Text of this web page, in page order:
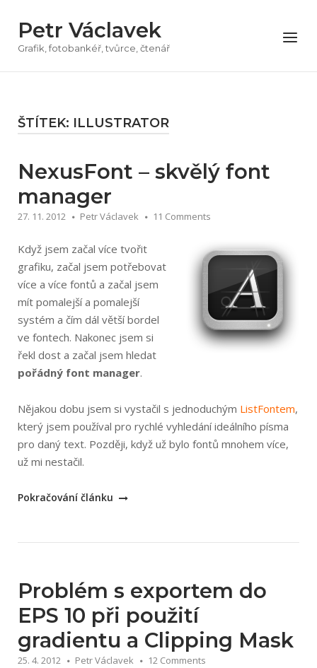
obsah
Petr Václavek
Grafik, fotobankéř, tvůrce, čtenář
Menu
ŠTÍTEK: ILLUSTRATOR
NexusFont – skvělý font
manager
27. 11. 2012 Petr Václavek 11 Comments
Když jsem začal více tvořit
grafiku, začal jsem potřebovat
více a více fontů a začal jsem
mít pomalejší a pomalejší
systém a čím dál větší bordel
ve fontech. Nakonec jsem si
řekl dost a začal jsem hledat
pořádný font manager.
Nějakou dobu jsem si vystačil s jednoduchým ListFontem,
který jsem používal pro rychlé vyhledání ideálního písma
pro daný text. Později, když už bylo fontů mnohem více,
už mi nestačil.
„NexusFont
Pokračování článku
Problém s exportem do
EPS 10 při použití
gradientu a Clipping Mask
25. 4. 2012 Petr Václavek 12 Comments